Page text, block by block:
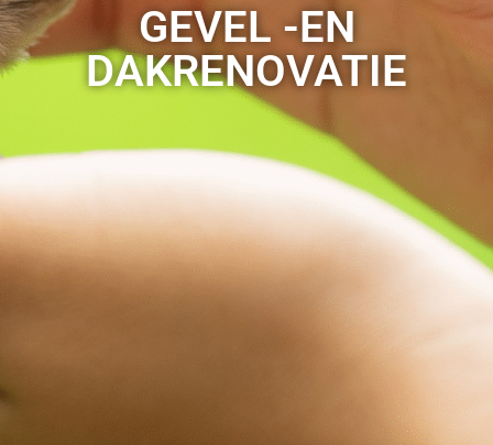
GEVEL -EN
DAKRENOVATIE